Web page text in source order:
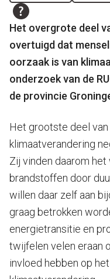
Het overgrote deel
overtuigd dat
oorzaak is van
onderzoek van de
de provincie
Het grootste deel
klimaatverandering
Zij vinden daarom
brandstoffen door
willen daar zelf aan
graag betrokken
energietransitie en
twijfelen velen eraan
invloed hebben op